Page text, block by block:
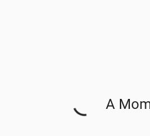
راه برای افزایش شانس یک ارزیابی مطلوب